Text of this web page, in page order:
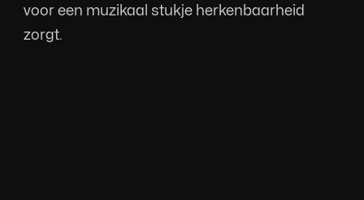
voor een muzikaal stukje herkenbaarheid
zorgt.